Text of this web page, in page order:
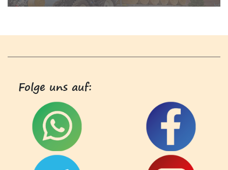
Folge uns auf: